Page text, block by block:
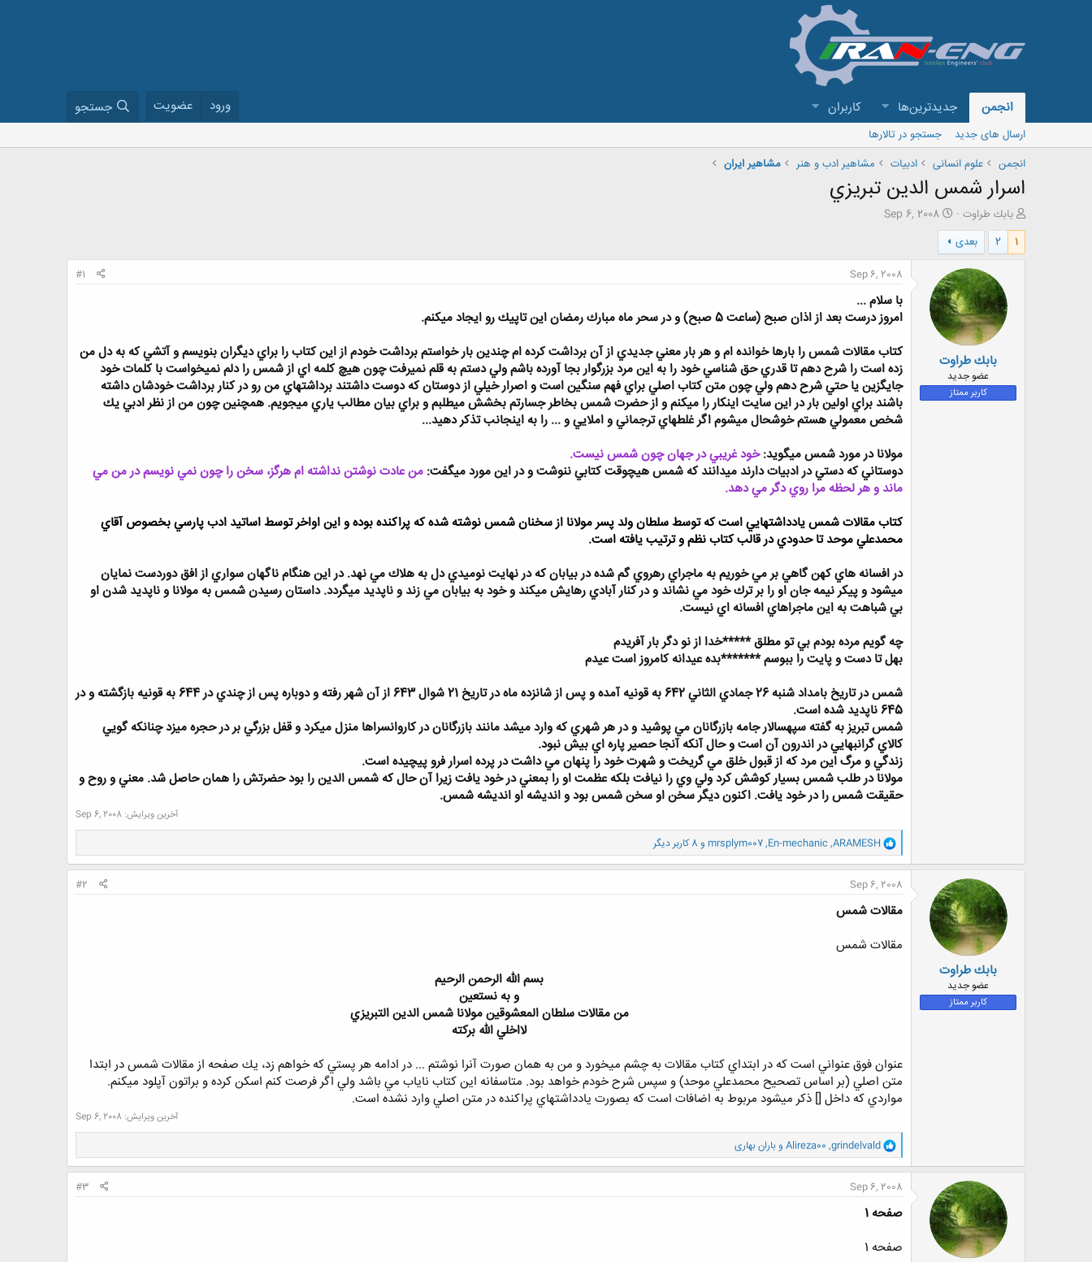
انجمن جدیدترین‌ها کاربران ورود عضویت جستجو
ارسال های جدید
جستجو در تالارها
انجمن
علوم انسانی ادبیات مشاهير ادب و هنر مشاهير ايران
اسرار شمس الدين تبريزي
ش
ر
ع
و
ع
بابك طراوت
ت
ا
ی
ش
ر
و
ع
Sep 6, 2008
1
2 بعدی
بابك طراوت
عضو جدید
کاربر ممتاز
Sep 6, 2008
#1
با سلام ...
امروز درست بعد از اذان صبح (ساعت 5 صبح) و در سحر ماه مبارك رمضان اين تاپيك رو ايجاد ميكنم.
كتاب مقالات شمس را بارها خوانده ام و هر بار معني جديدي از آن برداشت كرده ام چندين بار خواستم برداشت خودم از اين كتاب را براي ديگران بنويسم و آتشي كه به دل من
زده است را شرح دهم تا قدري حق شناسي خود را به اين مرد بزرگوار بجا آورده باشم ولي دستم به قلم نميرفت چون هيچ كلمه اي از شمس را دلم نميخواست با كلمات خود
جايگزين يا حتي شرح دهم ولي چون متن كتاب اصلي براي فهم سنگين است و اصرار خيلي از دوستان كه دوست داشتند برداشتهاي من رو در كنار برداشت خودشان داشته
باشند براي اولين بار در اين سايت اينكار را ميكنم و از حضرت شمس بخاطر جسارتم بخشش ميطلبم و براي بيان مطالب ياري ميجويم. همچنين چون من از نظر ادبي يك
شخص معمولي هستم خوشحال ميشوم اگر غلطهاي ترجماني و املايي و ... را به اينجانب تذكر دهيد...
مولانا در مورد شمس ميگويد:خود غريبي در جهان چون شمس نيست.
دوستاني كه دستي در ادبيات دارند ميدانند كه شمس هيچوقت كتابي ننوشت و در اين مورد ميگفت: من عادت نوشتن نداشته ام هرگز، سخن را چون نمي نويسم در من مي
ماند و هر لحظه مرا روي دگر مي دهد.
كتاب مقالات شمس يادداشتهايي است كه توسط سلطان ولد پسر مولانا از سخنان شمس نوشته شده كه پراكنده بوده و اين اواخر توسط اساتيد ادب پارسي بخصوص آقاي
محمدعلي موحد تا حدودي در قالب كتاب نظم و ترتيب يافته است.
در افسانه هاي كهن گاهي بر مي خوريم به ماجراي رهروي گم شده در بيابان كه در نهايت نوميدي دل به هلاك مي نهد. در اين هنگام ناگهان سواري از افق دوردست نمايان
ميشود و پيكر نيمه جان او را بر ترك خود مي نشاند و در كنار آبادي رهايش ميكند و خود به بيابان مي زند و ناپديد ميگردد. داستان رسيدن شمس به مولانا و ناپديد شدن او
بي شباهت به اين ماجراهاي افسانه اي نيست.
چه گويم مرده بودم بي تو مطلق *****خدا از نو دگر بار آفريدم
بهل تا دست و پايت را ببوسم *******بده عيدانه كامروز است عيدم
شمس در تاريخ بامداد شنبه 26 جمادي الثاني 642 به قونيه آمده و پس از شانزده ماه در تاريخ 21 شوال 643 از آن شهر رفته و دوباره پس از چندي در 644 به قونيه بازگشته و در
645 ناپديد شده است.
شمس تبريز به گفته سپهسالار جامه بازرگانان مي پوشيد و در هر شهري كه وارد ميشد مانند بازرگانان در كاروانسراها منزل ميكرد و قفل بزرگي بر در حجره ميزد چنانكه گويي
كالاي گرانبهايي در اندرون آن است و حال آنكه آنجا حصير پاره اي بيش نبود.
زندگي و مرگ اين مرد كه از قبول خلق مي گريخت و شهرت خود را پنهان مي داشت در پرده اسرار فرو پيچيده است.
مولانا در طلب شمس بسيار كوشش كرد ولي وي را نيافت بلكه عظمت او را بمعني در خود يافت زيرا آن حال كه شمس الدين را بود حضرتش را همان حاصل شد. معني و روح و
حقيقت شمس را در خود يافت. اكنون ديگر سخن او سخن شمس بود و انديشه او انديشه شمس.
آخرین ویرایش: Sep 6, 2008
و
ا
ک
ن
ش
ه
ا
ARAMESH
,
En-mechanic
,
mrsplym007 و 8 کاربر دیگر
بابك طراوت
عضو جدید
کاربر ممتاز
Sep 6, 2008
#2
مقالات شمس
مقالات شمس
بسم الله الرحمن الرحيم
و به نستعين
من مقالات سلطان المعشوقين مولانا شمس الدين التبريزي
لااخلي الله بركته
عنوان فوق عنواني است كه در ابتداي كتاب مقالات به چشم ميخورد و من به همان صورت آنرا نوشتم ... در ادامه هر پستي كه خواهم زد، يك صفحه از مقالات شمس در ابتدا
متن اصلي (بر اساس تصحيح محمدعلي موحد) و سپس شرح خودم خواهد بود. متاسفانه اين كتاب ناياب مي باشد ولي اگر فرصت كنم اسكن كرده و براتون آپلود ميكنم.
مواردي كه داخل [] ذكر ميشود مربوط به اضافات است كه بصورت يادداشتهاي پراكنده در متن اصلي وارد نشده است.​
آخرین ویرایش: Sep 6, 2008
و
ا
ک
ن
ش
ه
ا
grindelvald
,
Alireza00 وباران بهاری
Sep 6, 2008
#3
صفحه 1
صفحه 1